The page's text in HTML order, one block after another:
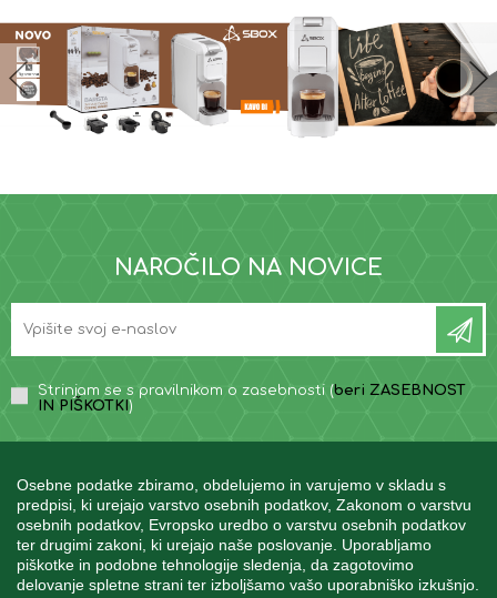
Osebne podatke zbiramo, obdelujemo in varujemo v skladu s
predpisi, ki urejajo varstvo osebnih podatkov, Zakonom o varstvu
osebnih podatkov, Evropsko uredbo o varstvu osebnih podatkov
ter drugimi zakoni, ki urejajo naše poslovanje. Uporabljamo
piškotke in podobne tehnologije sledenja, da zagotovimo
delovanje spletne strani ter izboljšamo vašo uporabniško izkušnjo.
NAROČILO NA NOVICE
Strinjam se s pravilnikom o zasebnosti (beri ZASEBNOST
IN PIŠKOTKI )
INFORMACIJE